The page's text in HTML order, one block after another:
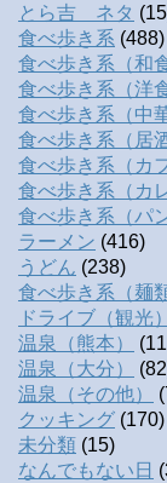
とら吉 ネタ
食べ歩き系 (488)
食べ歩き系（和
食べ歩き系（洋
食べ歩き系（中
食べ歩き系（居
食べ歩き系（カ
食べ歩き系（カ
食べ歩き系（パ
ラーメン (416)
うどん (238)
食べ歩き系（麺
ドライブ（観光
温泉（熊本）
温泉（大分）
温泉（その他）
クッキング (170)
未分類 (15)
なんでもない日